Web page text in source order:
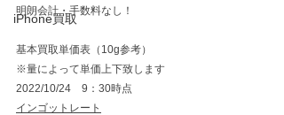
iPhone買取
明朗会計・手数料なし！
基本買取単価表（10g参考）
※量によって単価上下致します
2022/10/24　9：30時点
インゴットレート